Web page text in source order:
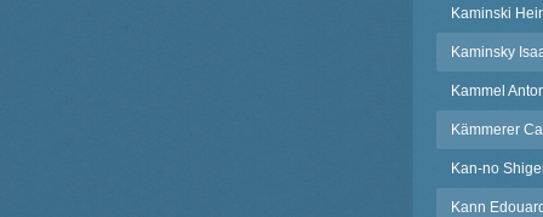
Kaminski
Kaminsky
Kammel
Kämmerer
Kan-no
Kann